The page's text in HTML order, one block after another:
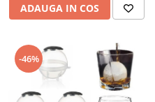
ADAUGA IN COS
-46%